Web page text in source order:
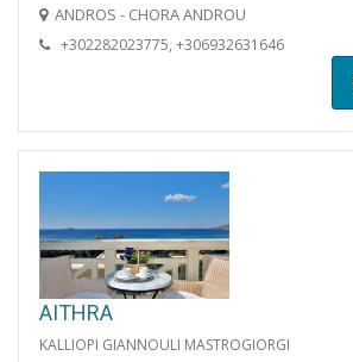
ANDROS - CHORA ANDROU
+302282023775, +306932631646
AITHRA
KALLIOPI GIANNOULI MASTROGIORGI